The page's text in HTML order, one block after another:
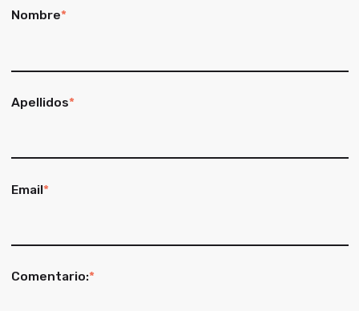
Nombre*
Apellidos*
Email*
Comentario:*